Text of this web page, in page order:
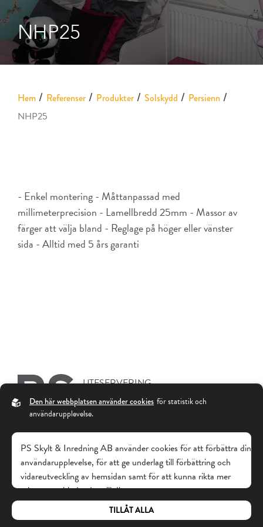
NHP25
Hem Referenser Produkter Solskydd Persienn
NHP25
- Enkel montering - Måttanpassad med
millimeterprecision - Lamellbredd 25mm - Massor av
färger att välja bland - Reglage på höger eller vänster
sida - Alltid med 5 års garanti
UTESERVERING
SKYLTPROJEKT
SOLSKYDD
Kontakta Oss
PS Skylt & Inredning AB
Öppettider
Mån - Tors: 08:00 - 17:00
Den här webbplatsen använder cookies för statistik och
användarupplevelse.
PS Skylt & Inredning AB använder cookies för att förbättra din
användarupplevelse, för att ge underlag till förbättring och
vidareutveckling av hemsidan samt för att kunna rikta mer
relevanta erbjudanden till dig.
personuppgiftspolicy. Om du samtycker till vår
TILLÅT ALLA